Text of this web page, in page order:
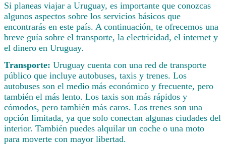
Si planeas viajar a Uruguay, es importante que conozcas
algunos aspectos sobre los servicios básicos que
encontrarás en este país. A continuación, te ofrecemos una
breve guía sobre el transporte, la electricidad, el internet y
el dinero en Uruguay.
Transporte: Uruguay cuenta con una red de transporte
público que incluye autobuses, taxis y trenes. Los
autobuses son el medio más económico y frecuente, pero
también el más lento. Los taxis son más rápidos y
cómodos, pero también más caros. Los trenes son una
opción limitada, ya que solo conectan algunas ciudades del
interior. También puedes alquilar un coche o una moto
para moverte con mayor libertad.